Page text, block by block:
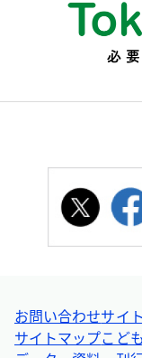
お問い合わせサイ
サイトマップこど